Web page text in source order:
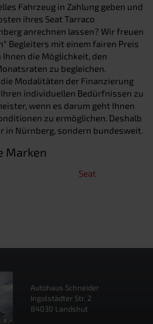
Fahrzeug in Zahlung geben und
ihres Seat Tarraco
anrechnen lassen? Wir freuen
Begleiters mit einem fairen Preis
die Möglichkeit, den
zu begleichen.
Modalitäten der Finanzierung
individuellen Bedürfnissen zu
wenn es darum geht Ihnen
zu ermöglichen. Deshalb
in Nürnberg, sondern bundesweit.
Marken
Seat
Autohaus Schneider
Ingolstädter Str. 2
84030 Landshut